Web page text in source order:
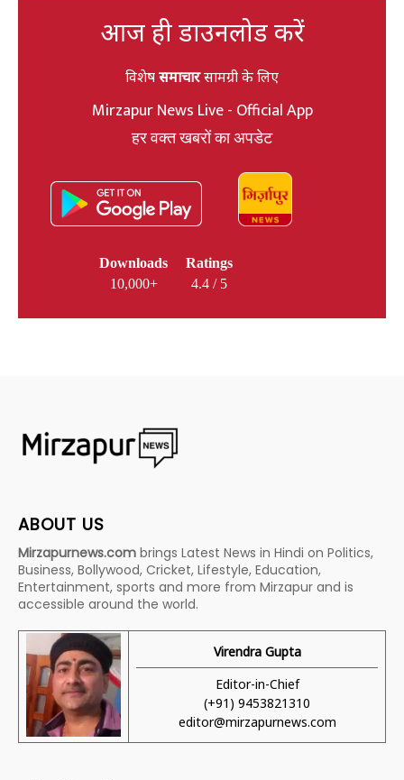
आज ही डाउनलोड करें
विशेषसमाचारसामग्री के लिए
Mirzapur News Live - Official App
हर वक्त खबरों का अपडेट
Downloads
10,000+
Ratings
4.4 / 5
ABOUT US
Mirzapurnews.com brings Latest News in Hindi on Politics,
Business, Bollywood, Cricket, Lifestyle, Education,
Entertainment, sports and more from Mirzapur and is
accessible around the world.
Virendra Gupta
Editor-in-Chief
(+91) 9453821310
editor@mirzapurnews.com